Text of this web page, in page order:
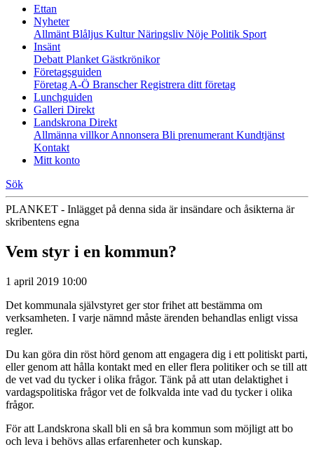
Ettan
Nyheter
Allmänt Blåljus KulturNäringsliv Nöje Politik Sport
Insänt
Debatt Planket Gästkrönikor
Företagsguiden
Företag A-Ö BranscherRegistrera ditt företag
Lunchguiden
Galleri Direkt
Landskrona Direkt
Allmänna villkorAnnonsera Bli prenumerant Kundtjänst
Kontakt
Mitt konto
Sök
PLANKET - Inlägget på denna sida är insändare och åsikterna är
skribentens egna
Vem styr i en kommun?
1 april 2019 10:00
Det kommunala självstyret ger stor frihet att bestämma om
verksamheten. I varje nämnd måste ärenden behandlas enligt vissa
regler.
Du kan göra din röst hörd genom att engagera dig i ett politiskt parti,
eller genom att hålla kontakt med en eller flera politiker och se till att
de vet vad du tycker i olika frågor. Tänk på att utan delaktighet i
vardagspolitiska frågor vet de folkvalda inte vad du tycker i olika
frågor.
För att Landskrona skall bli en så bra kommun som möjligt att bo
och leva i behövs allas erfarenheter och kunskap.